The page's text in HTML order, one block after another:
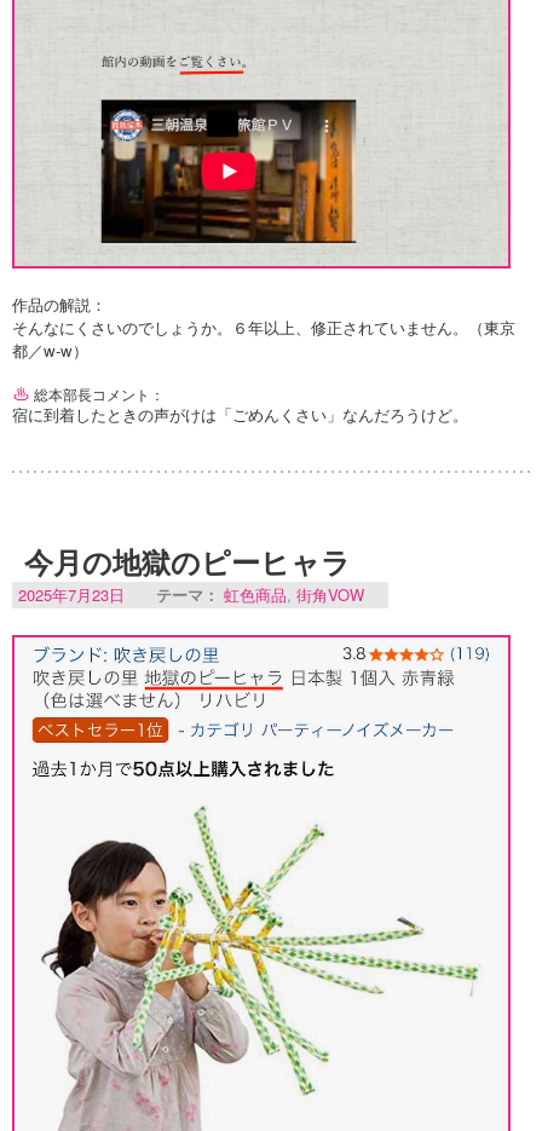
作品の解説：
そんなにくさいのでしょうか。６年以上、修正されていません。（東京
都／w-w）
総本部長コメント：
宿に到着したときの声がけは「ごめんくさい」なんだろうけど。
今月の地獄のピーヒャラ
2025年7月23日 テーマ： 虹色商品, 街角VOW